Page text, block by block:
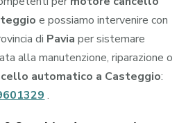
e possiamo intervenire con
di Pavia per sistemare
alla manutenzione, riparazione o
automatico a Casteggio:
.